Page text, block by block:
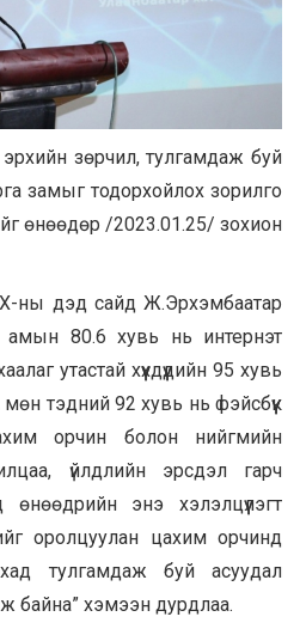
зөрчил, тулгамдаж буй
замыг тодорхойлох зорилго
өнөөдөр /2023.01.25/ зохион
ны дэд сайд Ж.Эрхэмбаатар
амын 80.6 хувь нь интернэт
утастай хүүхдүүдийн 95 хувь
тэдний 92 хувь нь фэйсбүүк
орчин болон нийгмийн
үйлдлийн эрсдэл гарч
энэ хэлэлцүүлэгт
оролцуулан цахим орчинд
тулгамдаж буй асуудал
байна” хэмээн дурдлаа.